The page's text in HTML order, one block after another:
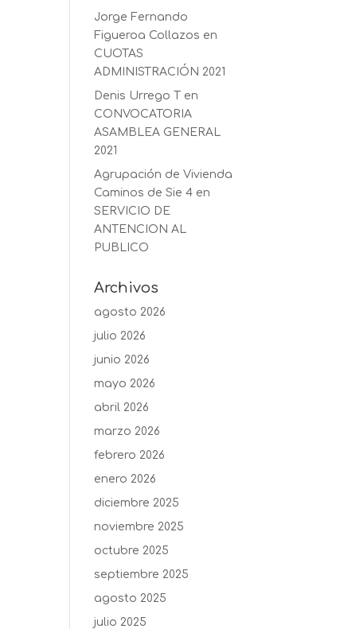
Jorge Fernando
Figueroa Collazos en
CUOTAS
ADMINISTRACIÓN 2021
Denis Urrego T
en
CONVOCATORIA
ASAMBLEA GENERAL
2021
Agrupación de Vivienda
Caminos de Sie 4 en
SERVICIO DE
ANTENCION AL
PUBLICO
Archivos
agosto 2026
julio 2026
junio 2026
mayo 2026
abril 2026
marzo 2026
febrero 2026
enero 2026
diciembre 2025
noviembre 2025
octubre 2025
septiembre 2025
agosto 2025
julio 2025